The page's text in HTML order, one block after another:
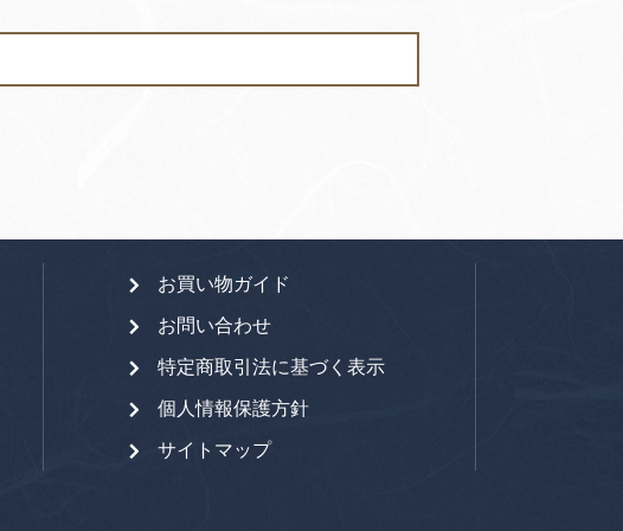
お買い物ガイド
お問い合わせ
特定商取引法に基づく表示
個人情報保護方針
サイトマップ